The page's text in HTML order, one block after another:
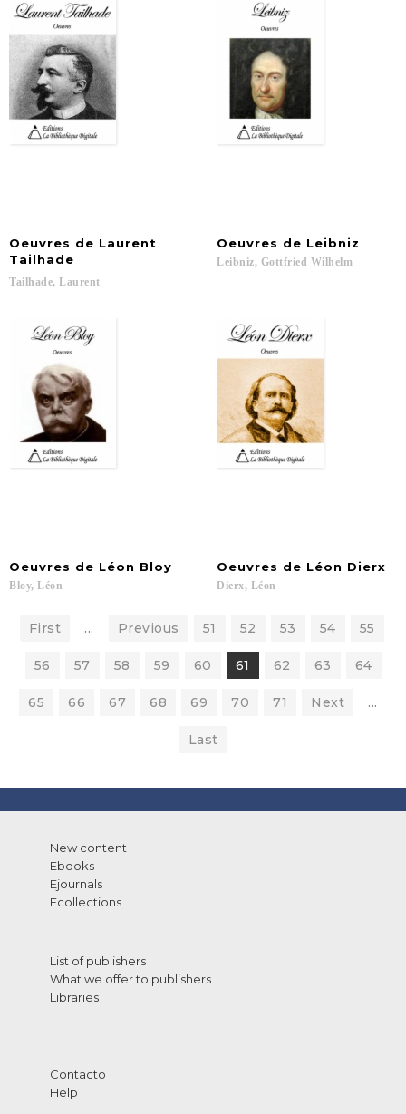
Oeuvres de Laurent
Tailhade
Tailhade, Laurent
Oeuvres de Leibniz
Leibniz, Gottfried Wilhelm
Oeuvres de Léon Bloy
Bloy, Léon
Oeuvres de Léon Dierx
Dierx, Léon
First ... Previous 51 52 53 54 55
56 57 58 59 60 61 62 63 64
65 66 67 68 69 70 71 Next ...
Last
New content
Ebooks
Ejournals
Ecollections
List of publishers
What we offer to publishers
Libraries
Contacto
Help